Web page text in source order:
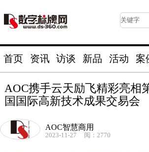
首页 资讯 访谈 新品 活动 案
AOC携手云天励飞精彩亮相
国国际高新技术成果交易会
AOC智慧商用
2023-11-27 阅：2770